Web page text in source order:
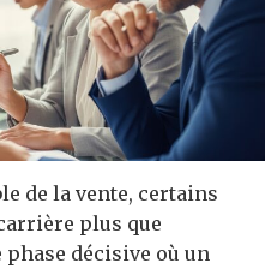
de la vente, certains
plus que
phase décisive où un